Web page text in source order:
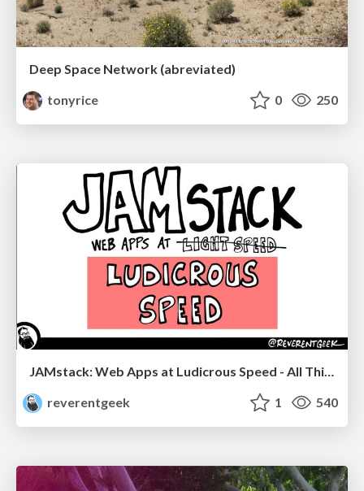
Deep Space Network (abreviated)
tonyrice
0 250
JAMstack: Web Apps at Ludicrous Speed - All Things Open 2022
reverentgeek
1 540